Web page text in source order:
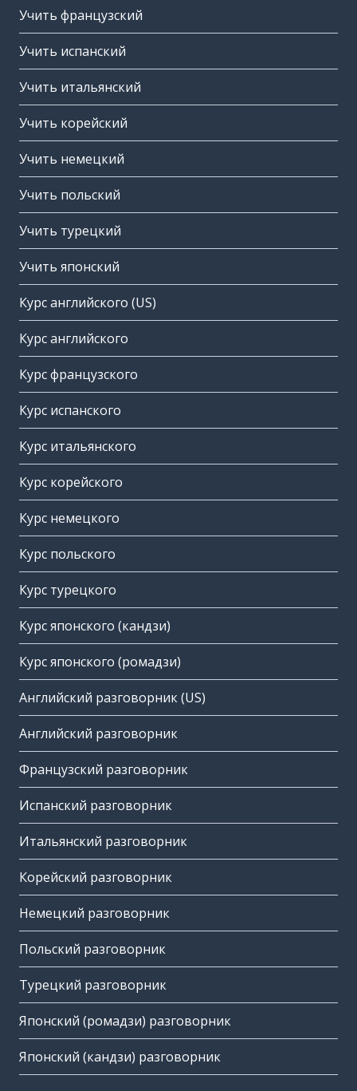
Учить французский
Учить испанский
Учить итальянский
Учить корейский
Учить немецкий
Учить польский
Учить турецкий
Учить японский
Курс английского (US)
Курс английского
Курс французского
Курс испанского
Курс итальянского
Курс корейского
Курс немецкого
Курс польского
Курс турецкого
Курс японского (кандзи)
Курс японского (ромадзи)
Английский разговорник (US)
Английский разговорник
Французский разговорник
Испанский разговорник
Итальянский разговорник
Корейский разговорник
Немецкий разговорник
Польский разговорник
Турецкий разговорник
Японский (ромадзи) разговорник
Японский (кандзи) разговорник